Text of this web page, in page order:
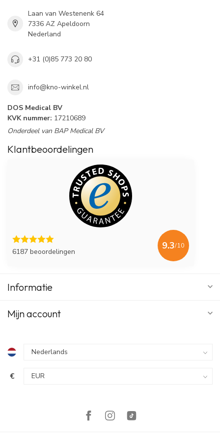
Laan van Westenenk 64
7336 AZ Apeldoorn
Nederland
+31 (0)85 773 20 80
info@kno-winkel.nl
DOS Medical BV
KVK nummer: 17210689
Onderdeel van BAP Medical BV
Klantbeoordelingen
6187 beoordelingen
9.3/10
Informatie
Mijn account
€